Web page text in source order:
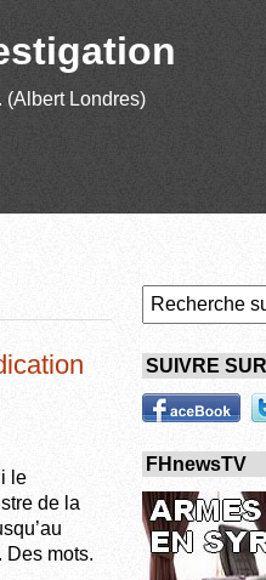
(Albert Londres)
le
de la
Des mots.
SUIVRE
FHnewsTV